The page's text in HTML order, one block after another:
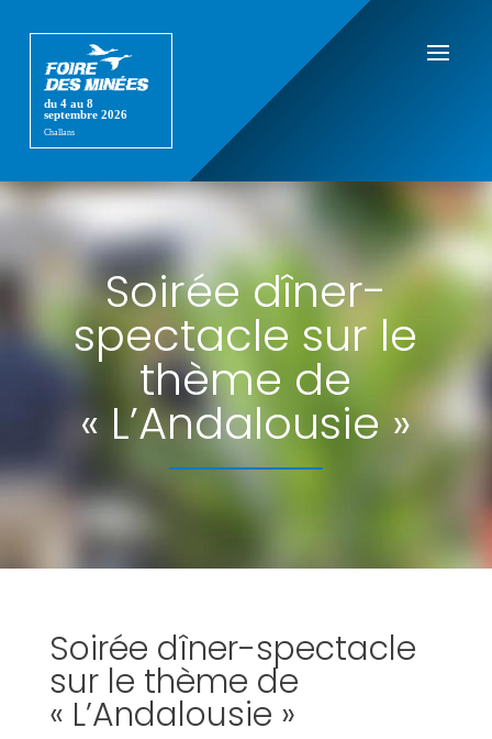
Soirée dîner-
spectacle sur le
thème de
« L’Andalousie »
Soirée dîner-spectacle
sur le thème de
« L’Andalousie »